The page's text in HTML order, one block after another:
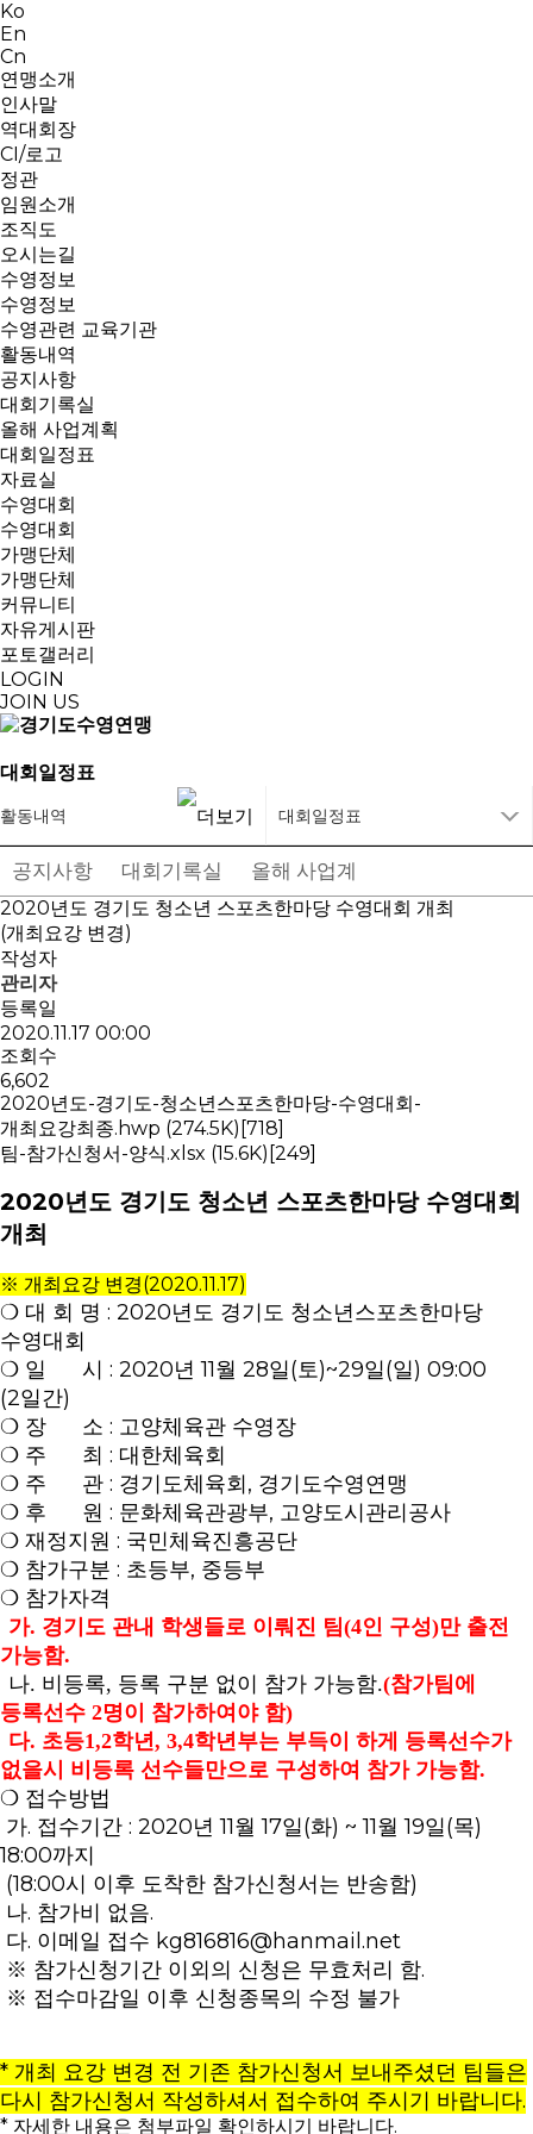
Ko
En
Cn
연맹소개
인사말
역대회장
CI/로고
정관
임원소개
조직도
오시는길
수영정보
수영정보
수영관련 교육기관
활동내역
공지사항
대회기록실
올해 사업계획
대회일정표
자료실
수영대회
수영대회
가맹단체
가맹단체
커뮤니티
자유게시판
포토갤러리
LOGIN
JOIN US
대회일정표
활동내역 대회일정표
공지사항 대회기록실 올해 사업계획
2020년도 경기도 청소년 스포츠한마당 수영대회 개최
(개최요강 변경)
작성자
관리자
등록일
2020.11.17 00:00
조회수
6,602
2020년도-경기도-청소년스포츠한마당-수영대회-
개최요강최종.hwp (274.5K) [718]
팀-참가신청서-양식.xlsx (15.6K) [249]
2020년도 경기도 청소년 스포츠한마당 수영대회
개최
※ 개최요강 변경(2020.11.17)
❍ 대 회 명 : 2020년도 경기도 청소년스포츠한마당
수영대회
❍ 일 시 : 2020년 11월 28일(토)~29일(일) 09:00
(2일간)
❍ 장 소 : 고양체육관 수영장
❍ 주 최 : 대한체육회
❍ 주 관 : 경기도체육회, 경기도수영연맹
❍ 후 원 : 문화체육관광부, 고양도시관리공사
❍ 재정지원 : 국민체육진흥공단
❍ 참가구분 : 초등부, 중등부
❍ 참가자격
가. 경기도 관내 학생들로 이뤄진 팀(4인 구성)만 출전
가능함.
나. 비등록, 등록 구분 없이 참가 가능함.(참가팀에
등록선수 2명이 참가하여야 함)
다. 초등1,2학년, 3,4학년부는 부득이 하게 등록선수가
없을시 비등록 선수들만으로 구성하여 참가 가능함.
❍ 접수방법
가. 접수기간 : 2020년 11월 17일(화) ~ 11월 19일(목)
18:00까지
(18:00시 이후 도착한 참가신청서는 반송함)
나. 참가비 없음.
다. 이메일 접수 kg816816@hanmail.net
※ 참가신청기간 이외의 신청은 무효처리 함.
※ 접수마감일 이후 신청종목의 수정 불가
* 개최 요강 변경 전 기존 참가신청서 보내주셨던 팀들은
다시 참가신청서 작성하셔서 접수하여 주시기 바랍니다.
* 자세한 내용은 첨부파일 확인하시기 바랍니다.